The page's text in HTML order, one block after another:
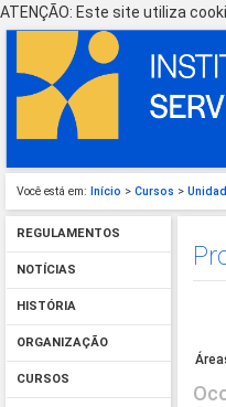
ATENÇÃO: Este site utiliza
Você está em: Início > Cursos >
REGULAMENTOS
NOTÍCIAS
HISTÓRIA
ORGANIZAÇÃO
CURSOS